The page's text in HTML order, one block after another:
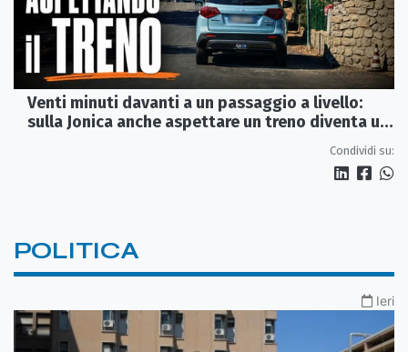
Venti minuti davanti a un passaggio a livello:
sulla Jonica anche aspettare un treno diventa un
Condividi su:
POLITICA
Ieri